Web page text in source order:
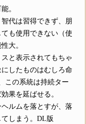
。
代は習得できず、朋
も使用できない（使
大。
と表示されてもちゃ
したものはむしろ命
この系統は持続ター
果を延ばせる。
ルムを落とすが、落
しまう。DL版